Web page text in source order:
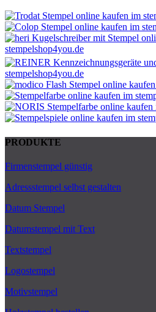
PRODUKTE
Firmenstempel günstig
Adressstempel selbst gestalten
Datum Stempel
Datumstempel mit Text
Textstempel
Logostempel
Motivstempel